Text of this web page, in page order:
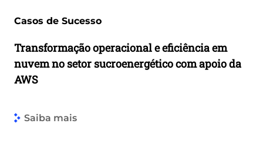
Casos de Sucesso
Transformação operacional e eficiência em
nuvem no setor sucroenergético com apoio da
AWS
Saiba mais